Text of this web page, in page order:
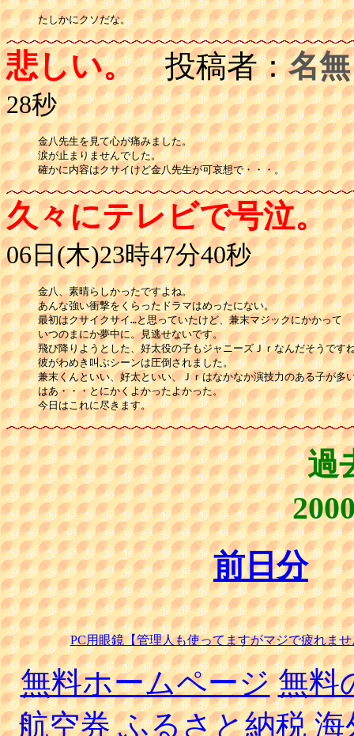
たしかにクソだな。
悲しい。投稿者：名
28秒
金八先生を見て心が痛みました。
涙が止まりませんでした。
確かに内容はクサイけど金八先生が可哀想で・・・。
久々にテレビで号泣。
06日(木)23時47分40秒
金八、素晴らしかったですよね。
あんな強い衝撃をくらったドラマはめったにない。
最初はクサイクサイ…と思っていたけど、兼末マジックにかかって
いつのまにか夢中に。見逃せないです。
飛び降りようとした、好太役の子もジャニーズＪｒなんだそうです
彼がわめき叫ぶシーンは圧倒されました。
兼末くんといい、好太といい、Ｊｒはなかなか演技力のある子が多
はあ・・・とにかくよかったよかった。
今日はこれに尽きます。
過
前日分
PC用眼鏡【管理人も使ってますがマジで疲れませ
無料ホームページ 無料
航空券 ふるさと納税 海